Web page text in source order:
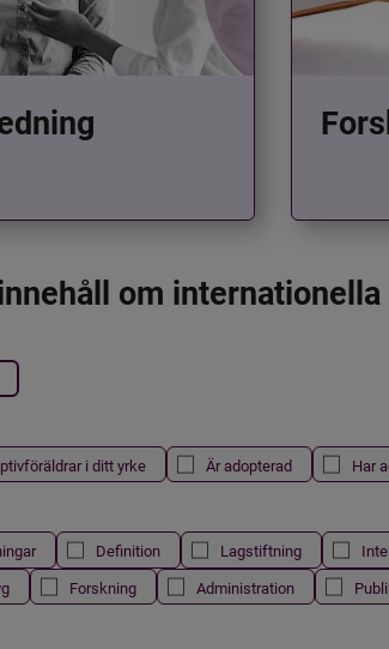
om
automatiskt
i ditt yrke Är adopterad Har
Definition Lagstiftning
Forskning Administration